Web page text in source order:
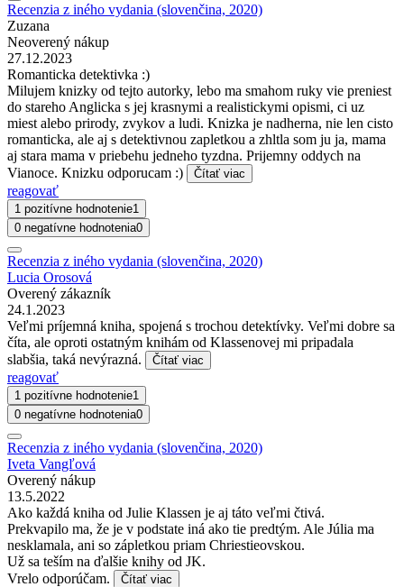
Recenzia z iného vydania (slovenčina, 2020)
Zuzana
Neoverený nákup
27.12.2023
Romanticka detektivka :)
Milujem knizky od tejto autorky, lebo ma smahom ruky vie preniest
do stareho Anglicka s jej krasnymi a realistickymi opismi, ci uz
miest alebo prirody, zvykov a ludi. Knizka je nadherna, nie len cisto
romanticka, ale aj s detektivnou zapletkou a zhltla som ju ja, mama
aj stara mama v priebehu jedneho tyzdna. Prijemny oddych na
Vianoce. Knizku odporucam :)
Čítať viac
reagovať
1 pozitívne hodnotenie1
0 negatívne hodnotenia0
Recenzia z iného vydania (slovenčina, 2020)
Lucia Orosová
Overený zákazník
24.1.2023
Veľmi príjemná kniha, spojená s trochou detektívky. Veľmi dobre sa
číta, ale oproti ostatným knihám od Klassenovej mi pripadala
slabšia, taká nevýrazná.
Čítať viac
reagovať
1 pozitívne hodnotenie1
0 negatívne hodnotenia0
Recenzia z iného vydania (slovenčina, 2020)
Iveta Vangľová
Overený nákup
13.5.2022
Ako každá kniha od Julie Klassen je aj táto veľmi čtivá.
Prekvapilo ma, že je v podstate iná ako tie predtým. Ale Júlia ma
nesklamala, ani so zápletkou priam Chriestieovskou.
Už sa teším na ďalšie knihy od JK.
Vrelo odporúčam.
Čítať viac